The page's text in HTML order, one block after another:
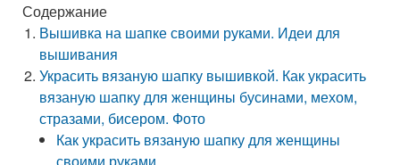
Содержание
Вышивка на шапке своими руками. Идеи для
вышивания
Украсить вязаную шапку вышивкой. Как украсить
вязаную шапку для женщины бусинами, мехом,
стразами, бисером. Фото
Как украсить вязаную шапку для женщины